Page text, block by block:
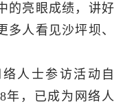
的亮眼成绩，讲好
多人看见沙坪坝、
人士参访活动自
年，已成为网络人